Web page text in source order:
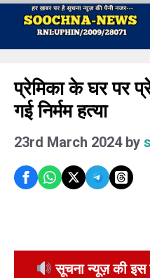
Skip
content
प्रेमिका के घर पर
गई निर्मम हत्या
23rd March 2024 by
सूचना न्यूज़ की